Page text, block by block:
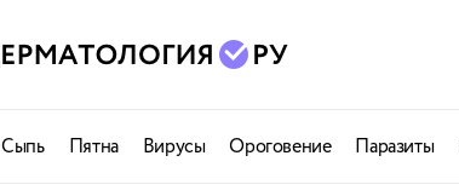
Сыпь Пятна Вирусы Ороговение Паразиты